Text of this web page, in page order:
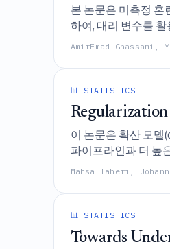
본 논문은 미측정
하여, 대리 변수를
AmirEmad
📊 STATISTICS
이 논문은 확산 모
파이프라인과 더 높
Mahsa Taheri,
📊 STATISTICS
Towards